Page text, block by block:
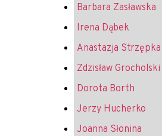
Barbara Zasławska
Irena Dąbek
Anastazja Strzępka
Zdzisław Grocholski
Dorota Borth
Jerzy Hucherko
Joanna Słonina